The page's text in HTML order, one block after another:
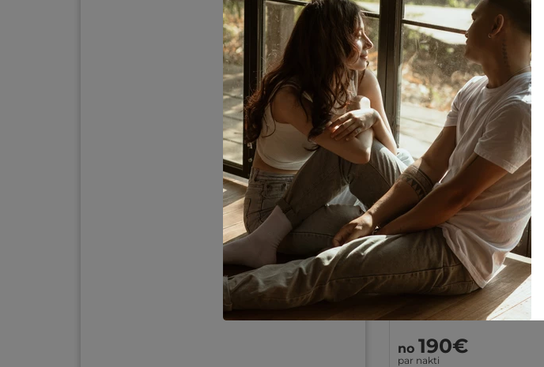
Derīgs arī VASARĀ
1 nakts SPA atpūta
ĢIMENEI
Jūrmala Jūrmala SPA Hotel
Brokastis
Atpūta SPA zonā
Superior numurs
Ir spēkā 12 mēn. no
no 190€
par nakti